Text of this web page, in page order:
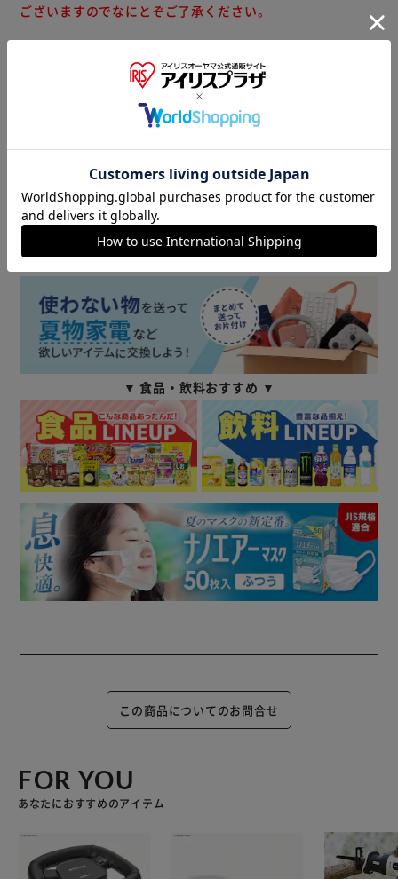
ございますのでなにとぞご了承ください。
▼ 今月のオススメ商品 ▼
▼ 食品・飲料おすすめ ▼
この商品についてのお問合せ
FOR YOU
あなたにおすすめのアイテム